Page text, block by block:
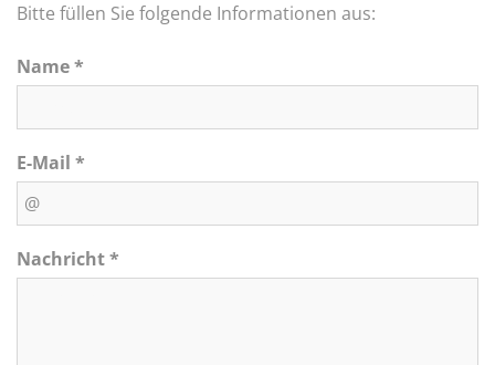
Bitte füllen Sie folgende Informationen aus:
Name *
E-Mail *
Nachricht *